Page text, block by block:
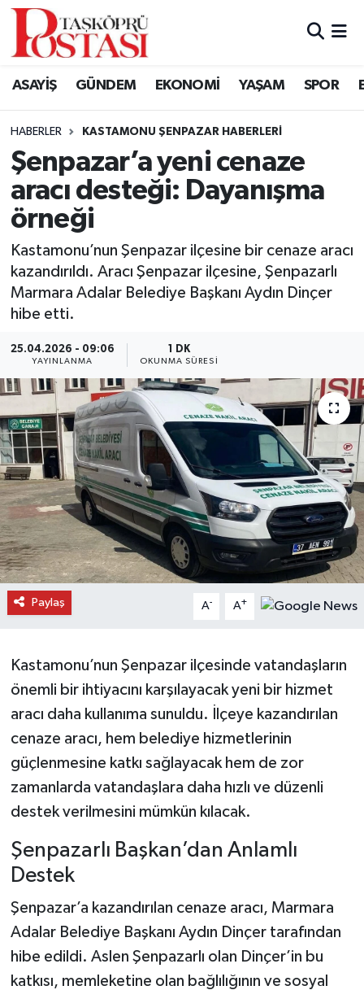
ASAYİŞ GÜNDEM EKONOMİ YAŞAM SPOR
HABERLER KASTAMONU ŞENPAZAR HABERLERI
Şenpazar’a yeni cenaze
aracı desteği: Dayanışma
örneği
Kastamonu’nun Şenpazar ilçesine bir cenaze aracı
kazandırıldı. Aracı Şenpazar ilçesine, Şenpazarlı
Marmara Adalar Belediye Başkanı Aydın Dinçer
hibe etti.
25.04.2026 - 09:06
YAYINLANMA
1 DK
OKUNMA SÜRESI
Paylaş A- A+
Kastamonu’nun Şenpazar ilçesinde vatandaşların
önemli bir ihtiyacını karşılayacak yeni bir hizmet
aracı daha kullanıma sunuldu. İlçeye kazandırılan
cenaze aracı, hem belediye hizmetlerinin
güçlenmesine katkı sağlayacak hem de zor
zamanlarda vatandaşlara daha hızlı ve düzenli
destek verilmesini mümkün kılacak.
Şenpazarlı Başkan’dan Anlamlı
Destek
Şenpazar’a kazandırılan cenaze aracı, Marmara
Adalar Belediye Başkanı Aydın Dinçer tarafından
hibe edildi. Aslen Şenpazarlı olan Dinçer’in bu
katkısı, memleketine olan bağlılığının ve sosyal
Kastamonu Vefat Edenler
Araç Haberleri
Azdavay Haberleri
Bozkurt Haberleri
Çatalzeytin Haberleri
Cide Haberleri
Daday Haberleri
Devrekani Haberleri
Doğanyurt Haberleri
Hanönü Haberleri
İhsangazi Haberleri
İnebolu Haberleri
Merkez Haberleri
Şenpazar Haberleri
Seydiler Haberleri
Taşköprü Haberleri
Karadeniz Haberleri
Ulusal Haberler